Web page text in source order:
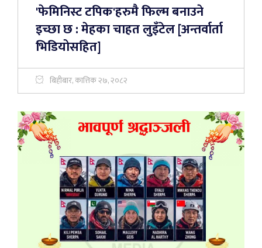
'फेमिनिस्ट टपिक'हरुमै फिल्म बनाउने
इच्छा छ : मेहका चाहत लुइँटेल [अन्तर्वार्ता
भिडियोसहित]
बिहीबार, कात्तिक २७, २०८२